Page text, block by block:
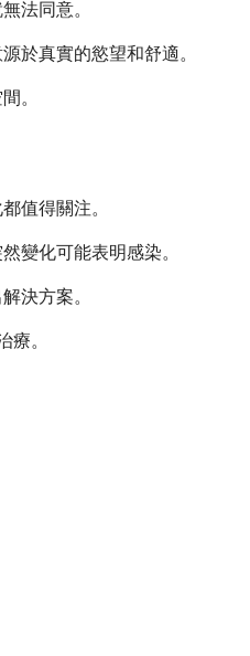
法同意。
於真實的慾望和舒適。
。
值得關注。
變化可能表明感染。
決方案。
療。